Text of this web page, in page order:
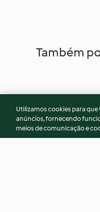
Também
Utilizamos cookies para
anúncios, fornecendo
meios de comunicação e